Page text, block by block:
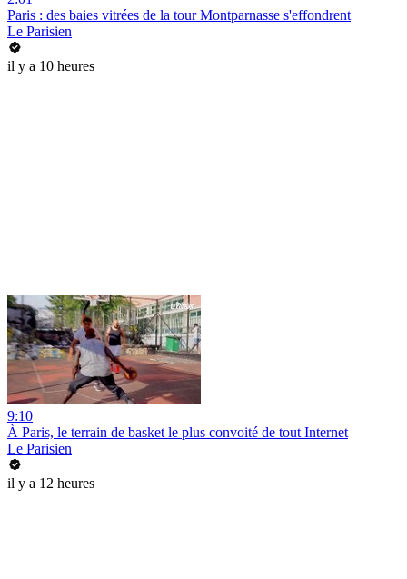
Paris : des baies vitrées de la tour Montparnasse s'effondrent
Le Parisien
il y a 10 heures
9:10
À Paris, le terrain de basket le plus convoité de tout Internet
Le Parisien
il y a 12 heures